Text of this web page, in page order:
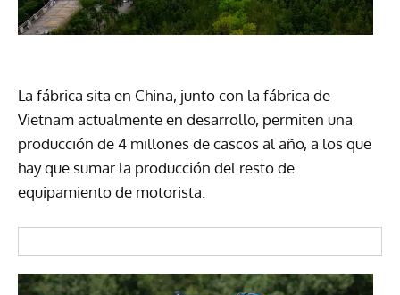
La fábrica sita en China, junto con la fábrica de
Vietnam actualmente en desarrollo, permiten una
producción de 4 millones de cascos al año, a los que
hay que sumar la producción del resto de
equipamiento de motorista.